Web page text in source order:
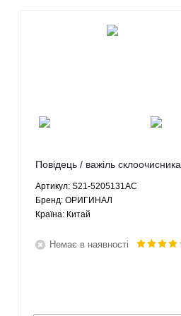
Повідець / важіль склоочисника
S21-5205131AC ОРИГИНАЛ
Артикул: S21-5205131AC
Брeнд: ОРИГИНАЛ
Країна: Китай
Немає в наявності